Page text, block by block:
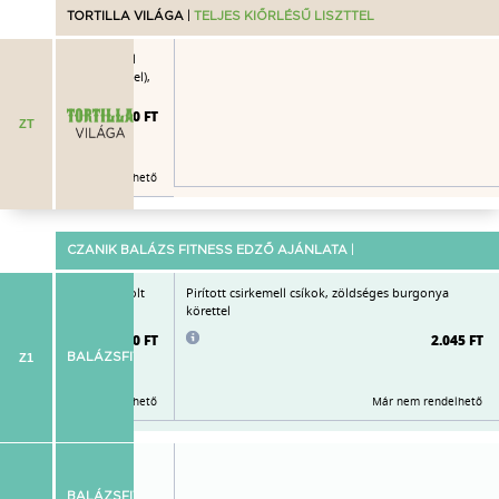
TORTILLA VILÁGA TELJES KIŐRLÉSŰ LISZTTEL
ZT
(fűszeres csirkemell
grillezett zöldségekkel),
2.580 FT
Már nem rendelhető
CZANIK BALÁZS FITNESS EDZŐ AJÁNLATA
Z1 BALÁZSFITNESS
fűszervajas párolt
2.080 FT
Már nem rendelhető
Pirított csirkemell csíkok, zöldséges burgonya
körettel
2.045 FT
Már nem rendelhető
BALÁZSFIT